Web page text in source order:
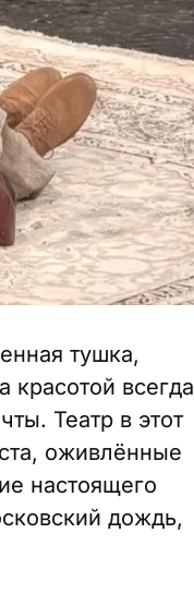
тушка,
красотой всегда
Театр в этот
оживлённые
настоящего
дождь,